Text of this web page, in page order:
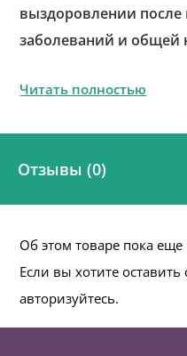
выздоровлении после
заболеваний и общей
Читать полностью
Отзывы (0)
Об этом товаре пока еще
Если вы хотите
авторизуйтесь.